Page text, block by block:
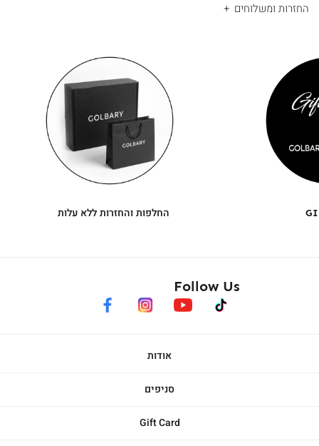
החזרות ומשלוחים
תומך
מכירה
עיגולים
(4)
החלפות והחזרות ללא עלות
אודות
סניפים
Gift Card
Follow Us
facebook instagram youtube tiktok